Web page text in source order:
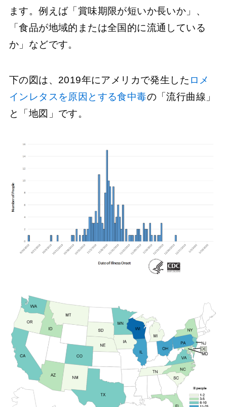
ます。例えば「賞味期限が短いか長いか」、
「食品が地域的または全国的に流通している
か」などです。
下の図は、2019年にアメリカで発生した ロメ
インレタスを原因とする食中毒の「流行曲線」
と「地図」です。